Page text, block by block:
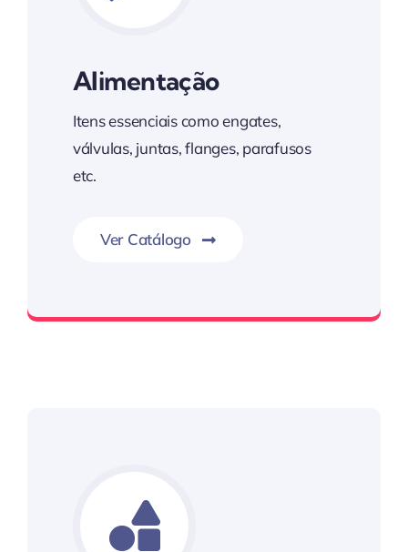
Alimentação
Itens essenciais como engates,
válvulas, juntas, flanges, parafusos
etc.
Ver Catálogo